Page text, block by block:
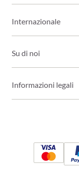
Internazionale
Su di noi
Informazioni legali